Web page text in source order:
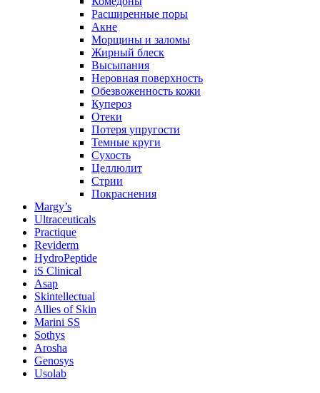
Расширенные поры
Акне
Морщины и заломы
Жирный блеск
Высыпания
Неровная поверхность
Обезвоженность кожи
Купероз
Отеки
Потеря упругости
Темные круги
Сухость
Целлюлит
Стрии
Покраснения
Margy’s
Ultraceuticals
Practique
Reviderm
HydroPeptide
iS Clinical
Asap
Skintellectual
Allies of Skin
Marini SS
Sothys
Arosha
Genosys
Usolab